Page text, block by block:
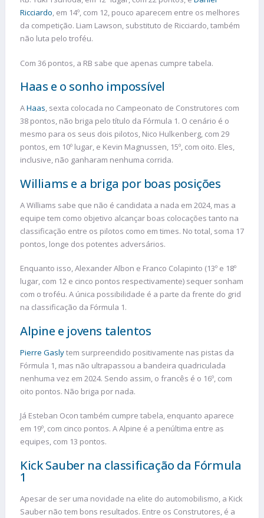
Ricciardo, em 14º, com 12, pouco aparecem entre os melhores
da competição. Liam Lawson, substituto de Ricciardo, também
não luta pelo troféu.
Com 36 pontos, a RB sabe que apenas cumpre tabela.
Haas e o sonho impossível
AHaas, sexta colocada no Campeonato de Construtores com
38 pontos, não briga pelo título da Fórmula 1. O cenário é o
mesmo para os seus dois pilotos, Nico Hulkenberg, com 29
pontos, em 10º lugar, e Kevin Magnussen, 15º, com oito. Eles,
inclusive, não ganharam nenhuma corrida.
Williams e a briga por boas posições
A Williams sabe que não é candidata a nada em 2024, mas a
equipe tem como objetivo alcançar boas colocações tanto na
classificação entre os pilotos como em times. No total, soma 17
pontos, longe dos potentes adversários.
Enquanto isso, Alexander Albon e Franco Colapinto (13º e 18º
lugar, com 12 e cinco pontos respectivamente) sequer sonham
com o troféu. A única possibilidade é a parte da frente do grid
na classificação da Fórmula 1.
Alpine e jovens talentos
Pierre Gaslytem surpreendido positivamente nas pistas da
Fórmula 1, mas não ultrapassou a bandeira quadriculada
nenhuma vez em 2024. Sendo assim, o francês é o 16º, com
oito pontos. Não briga por nada.
Já Esteban Ocon também cumpre tabela, enquanto aparece
em 19º, com cinco pontos. A Alpine é a penúltima entre as
equipes, com 13 pontos.
Kick Sauber na classificação da Fórmula
1
Apesar de ser uma novidade na elite do automobilismo, a Kick
Sauber não tem bons resultados. Entre os Construtores, é a